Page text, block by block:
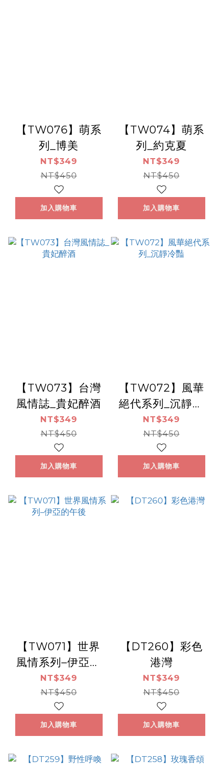
【TW076】萌系
列_博美
NT$349
NT$450
加入購物車
【TW074】萌系
列_約克夏
NT$349
NT$450
加入購物車
【TW073】台灣
風情誌_貴妃醉酒
NT$349
NT$450
加入購物車
【TW072】風華
絕代系列_沉靜冷
豔
NT$349
NT$450
加入購物車
【TW071】世界
風情系列–伊亞的
午後
NT$349
NT$450
加入購物車
【DT260】彩色
港灣
NT$349
NT$450
加入購物車